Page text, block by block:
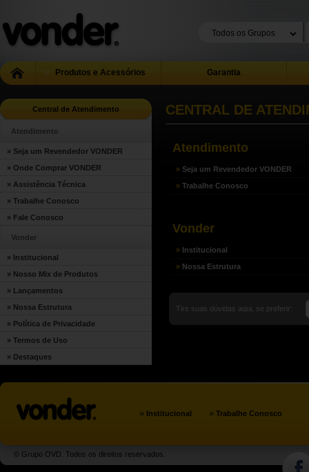
Produtos e Acessórios Garantia
Central de Atendimento
Atendimento
» Seja um Revendedor VONDER
» Onde Comprar VONDER
» Assistência Técnica
» Trabalhe Conosco
» Fale Conosco
Vonder
» Institucional
» Nosso Mix de Produtos
» Lançamentos
» Nossa Estrutura
» Política de Privacidade
» Termos de Uso
» Destaques
CENTRAL DE
Atendimento
» Seja um Revendedor VONDER
» Trabalhe Conosco
Vonder
» Institucional
» Nossa Estrutura
Tire suas dúvidas aqui, se preferir:
» Institucional » Trabalhe Conosco
© Grupo OVD. Todos os direitos reservados.